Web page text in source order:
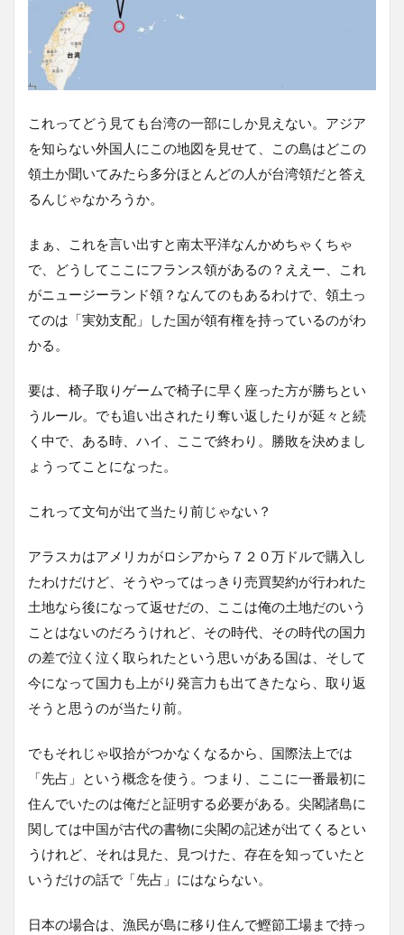
これってどう見ても台湾の一部にしか見えない。アジア
を知らない外国人にこの地図を見せて、この島はどこの
領土か聞いてみたら多分ほとんどの人が台湾領だと答え
るんじゃなかろうか。
まぁ、これを言い出すと南太平洋なんかめちゃくちゃ
で、どうしてここにフランス領があるの？ええー、これ
がニュージーランド領？なんてのもあるわけで、領土っ
てのは「実効支配」した国が領有権を持っているのがわ
かる。
要は、椅子取りゲームで椅子に早く座った方が勝ちとい
うルール。でも追い出されたり奪い返したりが延々と続
く中で、ある時、ハイ、ここで終わり。勝敗を決めまし
ょうってことになった。
これって文句が出て当たり前じゃない？
アラスカはアメリカがロシアから７２０万ドルで購入し
たわけだけど、そうやってはっきり売買契約が行われた
土地なら後になって返せだの、ここは俺の土地だのいう
ことはないのだろうけれど、その時代、その時代の国力
の差で泣く泣く取られたという思いがある国は、そして
今になって国力も上がり発言力も出てきたなら、取り返
そうと思うのが当たり前。
でもそれじゃ収拾がつかなくなるから、国際法上では
「先占」という概念を使う。つまり、ここに一番最初に
住んでいたのは俺だと証明する必要がある。尖閣諸島に
関しては中国が古代の書物に尖閣の記述が出てくるとい
うけれど、それは見た、見つけた、存在を知っていたと
いうだけの話で「先占」にはならない。
日本の場合は、漁民が島に移り住んで鰹節工場まで持っ